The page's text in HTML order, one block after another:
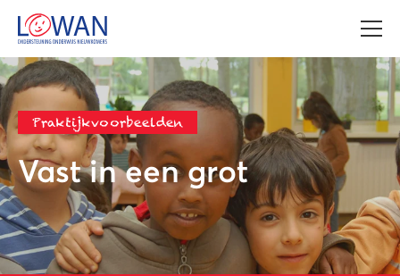
Praktijkvoorbeelden
Vast in een grot